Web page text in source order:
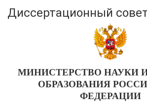
Диссертационный
МИНИСТЕРСТВО НАУКИ
ОБРАЗОВАНИЯ
ФЕДЕРАЦИИ